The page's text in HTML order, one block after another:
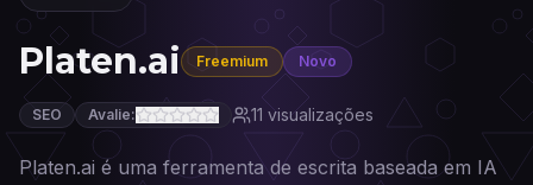
Platen.ai Freemium Novo
SEO Avalie: 11 visualizações
Platen.ai é uma ferramenta de escrita baseada em IA